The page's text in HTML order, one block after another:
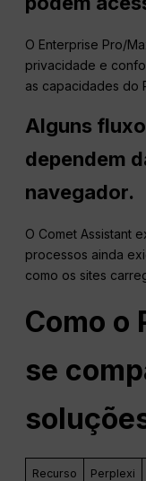
O Enterprise Pro/
privacidade e
as capacidades do
Alguns
dependem
navegador.
O Comet Assistant
processos ainda
como os sites
Como o
se
Recurso
Perplexi